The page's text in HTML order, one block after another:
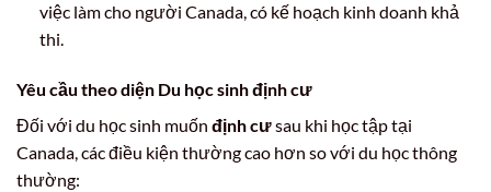
việc làm cho người Canada, có kế hoạch kinh doanh khả
thi.
Yêu cầu theo diện Du học sinh định cư
Đối với du học sinh muốn định cưsau khi học tập tại
Canada, các điều kiện thường cao hơn so với du học thông
thường: